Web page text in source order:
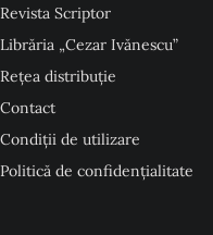
Revista Scriptor
Librăria „Cezar Ivănescu”
Rețea distribuție
Contact
Condiţii de utilizare
Politică de confidențialitate